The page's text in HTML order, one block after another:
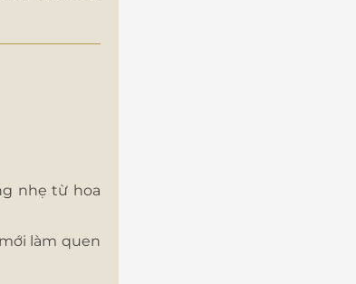
nhẹ từ hoa
làm quen